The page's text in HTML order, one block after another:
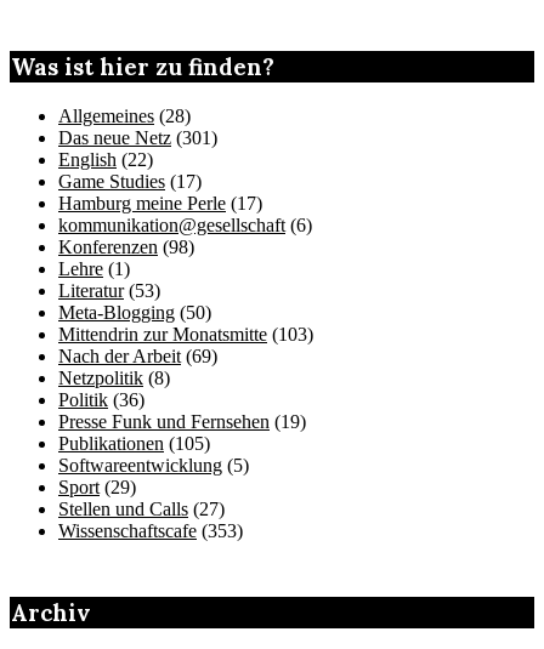
Was ist hier zu finden?
Allgemeines (28)
Das neue Netz (301)
English (22)
Game Studies (17)
Hamburg meine Perle (17)
kommunikation@gesellschaft (6)
Konferenzen (98)
Lehre (1)
Literatur(53)
Meta-Blogging (50)
Mittendrin zur Monatsmitte (103)
Nach der Arbeit (69)
Netzpolitik (8)
Politik (36)
Presse Funk und Fernsehen (19)
Publikationen (105)
Softwareentwicklung (5)
Sport (29)
Stellen und Calls (27)
Wissenschaftscafe (353)
Archiv